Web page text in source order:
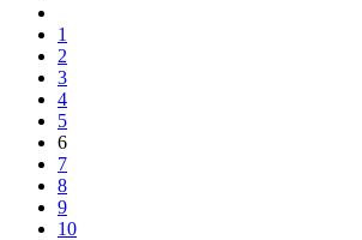
1
2
3
4
5
6
7
8
9
10